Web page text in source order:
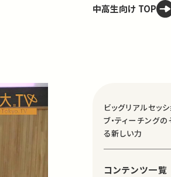
中高生向け TOP
ビッグリアルセッ
ブ・ティーチング
る新しい力
コンテンツ一覧